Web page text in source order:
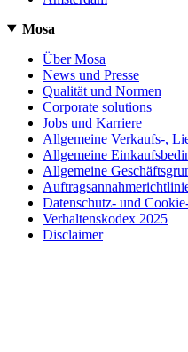
Mosa
Über Mosa
News und Presse
Qualität und Normen
Corporate solutions
Jobs und Karriere
Allgemeine Verkaufs-,
Allgemeine
Allgemeine
Datenschutz- und
Verhaltenskodex 2025
Disclaimer